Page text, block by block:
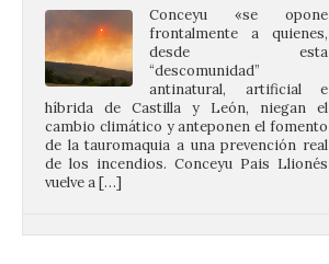
“descomunidad”
antinatural, artificial e
híbrida de Castilla y León, niegan el
cambio climático y anteponen el fomento
de la tauromaquia a una prevención real
de los incendios. Conceyu Pais Llionés
vuelve a […]
a pie o en transporte